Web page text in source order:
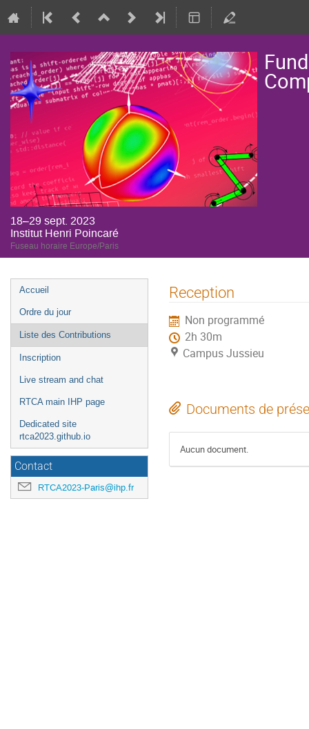
18–29 sept. 2023
Institut Henri Poincaré
Fuseau horaire Europe/Paris
Menu
de
l'événement
Accueil
Ordre du jour
Liste des Contributions
Inscription
Live stream and chat
RTCA main IHP page
Dedicated site
rtca2023.github.io
Contact
RTCA2023-Paris@ihp.fr
Reception
Non programmé
2h 30m
Campus Jussieu
Documents de
Aucun document.